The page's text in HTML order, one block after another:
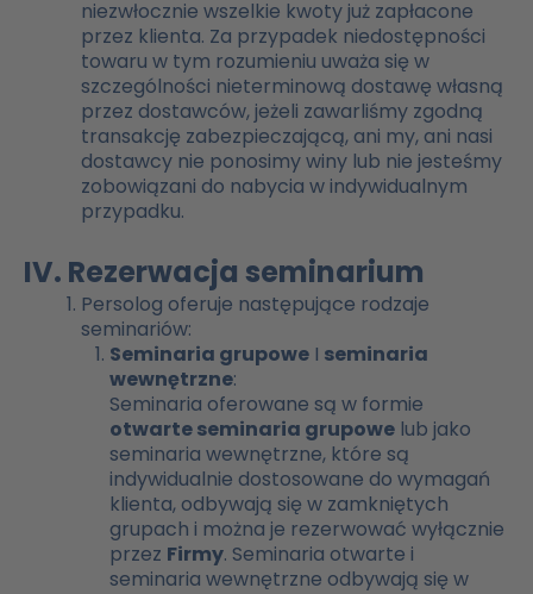
niezwłocznie wszelkie kwoty już zapłacone
przez klienta. Za przypadek niedostępności
towaru w tym rozumieniu uważa się w
szczególności nieterminową dostawę własną
przez dostawców, jeżeli zawarliśmy zgodną
transakcję zabezpieczającą, ani my, ani nasi
dostawcy nie ponosimy winy lub nie jesteśmy
zobowiązani do nabycia w indywidualnym
przypadku.
IV. Rezerwacja seminarium
Persolog oferuje następujące rodzaje
seminariów:
Seminaria grupowe I seminaria
wewnętrzne:
Seminaria oferowane są w formie
otwarte seminaria grupowe lub jako
seminaria wewnętrzne, które są
indywidualnie dostosowane do wymagań
klienta, odbywają się w zamkniętych
grupach i można je rezerwować wyłącznie
przez Firmy. Seminaria otwarte i
seminaria wewnętrzne odbywają się w